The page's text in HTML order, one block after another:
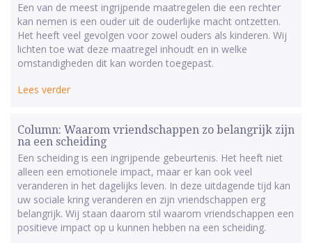
Een van de meest ingrijpende maatregelen die een rechter
kan nemen is een ouder uit de ouderlijke macht ontzetten.
Het heeft veel gevolgen voor zowel ouders als kinderen. Wij
lichten toe wat deze maatregel inhoudt en in welke
omstandigheden dit kan worden toegepast.
Lees verder
Column: Waarom vriendschappen zo belangrijk zijn
na een scheiding
Een scheiding is een ingrijpende gebeurtenis. Het heeft niet
alleen een emotionele impact, maar er kan ook veel
veranderen in het dagelijks leven. In deze uitdagende tijd kan
uw sociale kring veranderen en zijn vriendschappen erg
belangrijk. Wij staan daarom stil waarom vriendschappen een
positieve impact op u kunnen hebben na een scheiding.